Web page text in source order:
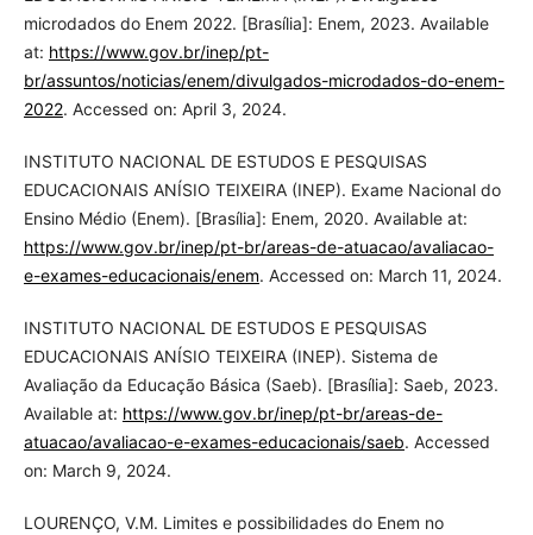
microdados do Enem 2022. [Brasília]: Enem, 2023. Available
at: https://www.gov.br/inep/pt-
br/assuntos/noticias/enem/divulgados-microdados-do-enem-
2022. Accessed on: April 3, 2024.
INSTITUTO NACIONAL DE ESTUDOS E PESQUISAS
EDUCACIONAIS ANÍSIO TEIXEIRA (INEP). Exame Nacional do
Ensino Médio (Enem). [Brasília]: Enem, 2020. Available at:
https://www.gov.br/inep/pt-br/areas-de-atuacao/avaliacao-
e-exames-educacionais/enem. Accessed on: March 11, 2024.
INSTITUTO NACIONAL DE ESTUDOS E PESQUISAS
EDUCACIONAIS ANÍSIO TEIXEIRA (INEP). Sistema de
Avaliação da Educação Básica (Saeb). [Brasília]: Saeb, 2023.
Available at: https://www.gov.br/inep/pt-br/areas-de-
atuacao/avaliacao-e-exames-educacionais/saeb. Accessed
on: March 9, 2024.
LOURENÇO, V.M. Limites e possibilidades do Enem no